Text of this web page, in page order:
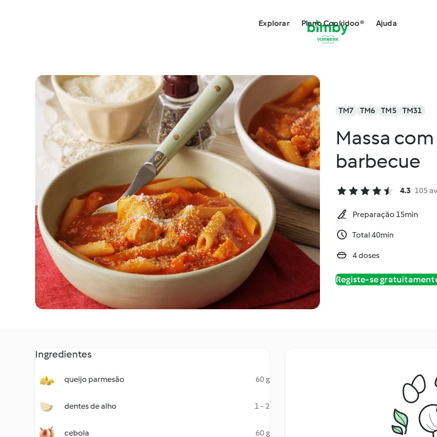
Explorar Plano Cookidoo® Ajuda
TM7 TM6 TM5 TM31
Massa
barbecue
4.3 105
Preparação 15min
Total 40min
4 doses
Registe-se
Ingredientes
queijo parmesão 60 g
dentes de alho 1 - 2
cebola 60 g